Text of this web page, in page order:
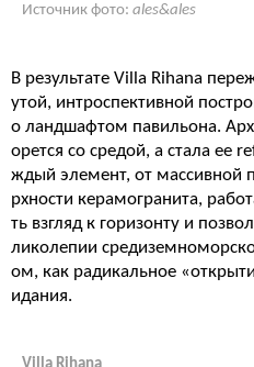
Источник фото: ales&ales
В результате Villa Rihana
утой, интроспективной
о ландшафтом павильона.
орется со средой, а стала ее
ждый элемент, от массивной
рхности керамогранита,
ть взгляд к горизонту и
ликолепии
ом, как радикальное
идания.